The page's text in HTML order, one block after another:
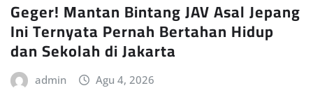
Geger! Mantan Bintang JAV Asal Jepang
Ini Ternyata Pernah Bertahan Hidup
dan Sekolah di Jakarta
admin Agu 4, 2026